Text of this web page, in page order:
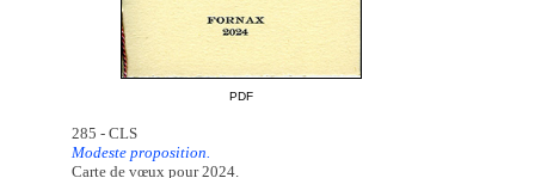
PDF
285 - CLS
Modeste proposition.
Carte de vœux pour 2024.